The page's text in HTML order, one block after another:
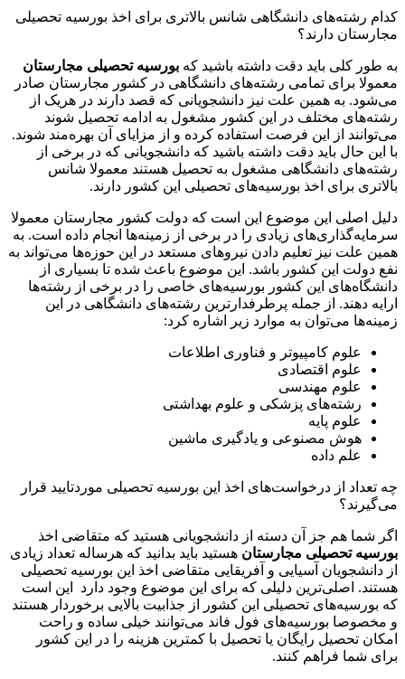
کدام رشته‌های دانشگاهی شانس بالاتری برای اخذ بورسیه تحصیلی
مجارستان دارند؟
به طور کلی باید دقت داشته باشید که بورسیه تحصیلی مجارستان
معمولا برای تمامی رشته‌های دانشگاهی در کشور مجارستان صادر
می‌شود. به همین علت نیز دانشجویانی که قصد دارند در هریک از
رشته‌های مختلف در این کشور مشغول به ادامه تحصیل شوند
می‌توانند از این فرصت استفاده کرده و از مزایای آن بهره‌مند شوند.
با این حال باید دقت داشته باشید که دانشجویانی که در برخی از
رشته‌های دانشگاهی مشغول به تحصیل هستند معمولا شانس
بالاتری برای اخذ بورسیه‌های تحصیلی این کشور دارند.
دلیل اصلی این موضوع این است که دولت کشور مجارستان معمولا
سرمایه‌گذاری‌های زیادی را در برخی از زمینه‌ها انجام داده است. به
همین علت نیز تعلیم دادن نیروهای مستعد در این حوزه‌ها می‌تواند به
نفع دولت این کشور باشد. این موضوع باعث شده تا بسیاری از
دانشگاه‌های این کشور بورسیه‌های خاصی را در برخی از رشته‌ها
ارایه دهند. از جمله پرطرفدارترین رشته‌های دانشگاهی در این
زمینه‌ها می‌توان به موارد زیر اشاره کرد:
علوم کامپیوتر و فناوری اطلاعات
علوم اقتصادی
علوم مهندسی
رشته‌های پزشکی و علوم بهداشتی
علوم پایه
هوش مصنوعی و یادگیری ماشین
علم داده
چه تعداد از درخواست‌های اخذ این بورسیه تحصیلی موردتایید قرار
می‌گیرند؟
اگر شما هم جز آن دسته از دانشجویانی هستید که متقاضی اخذ
بورسیه تحصیلی مجارستان هستید باید بدانید که هرساله تعداد زیادی
از دانشجویان آسیایی و آفریقایی متقاضی اخذ این بورسیه تحصیلی
هستند. اصلی‌ترین دلیلی که برای این موضوع وجود دارد این است
که بورسیه‌های تحصیلی این کشور از جذابیت بالایی برخوردار هستند
و مخصوصا بورسیه‌های فول فاند می‌توانند خیلی ساده و راحت
امکان تحصیل رایگان یا تحصیل با کمترین هزینه را در این کشور
برای شما فراهم کنند.